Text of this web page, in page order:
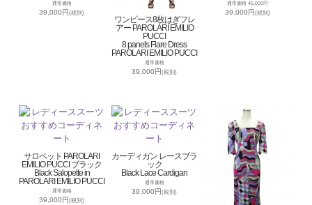
通常価格
39,000円(税別)
ワンピース8枚はぎフレ
アー PAROLARI EMILIO
PUCCI
8 panels Flare Dress
PAROLARI EMILIO PUCCI
通常価格
39,000円(税別)
通常価格 45,000円
39,000円(税別)
サロペット PAROLARI
EMILIO PUCCI ブラック
Black Salopette in
PAROLARI EMILIO PUCCI
通常価格
39,000円(税別)
カーディガン レースブラ
ック
Black Lace Cardigan
通常価格
39,000円(税別)